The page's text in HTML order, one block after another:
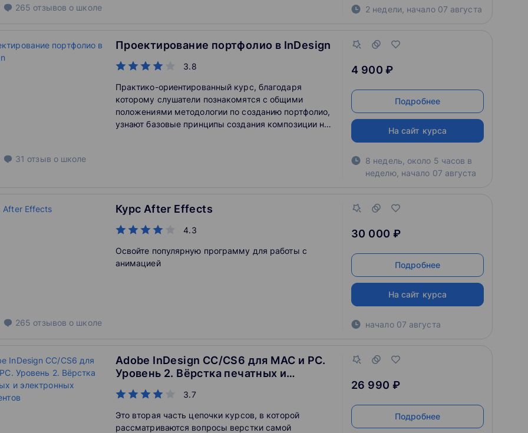
265 отзывов о школе 2 недели начало 07 августа
31 отзыв о школе
Проектирование портфолио в InDesign
3.8
Практико-ориентированный курс, благодаря
которому слушатели познакомятся с общими
положениями методологии по созданию портфолио,
узнают базовые принципы создания композиции на
4 900 ₽
Подробнее
На сайт курса
8 недель, около 5 часов в
неделю, начало 07 августа
265 отзывов о школе
Курс After Effects
4.3
Освойте популярную программу для работы с
анимацией
30 000 ₽
Подробнее
На сайт курса
начало 07 августа
Adobe InDesign CC/CS6 для MAC и PC.
Уровень 2. Вёрстка печатных и
3.7
Это вторая часть цепочки курсов, в которой
рассматриваются вопросы верстки самой
26 990 ₽
Подробнее